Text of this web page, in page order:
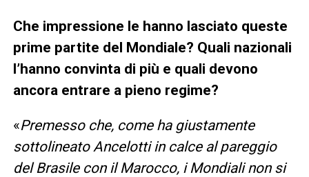
Che impressione le hanno lasciato queste
prime partite del Mondiale? Quali nazionali
l’hanno convinta di più e quali devono
ancora entrare a pieno regime?
«Premesso che, come ha giustamente
sottolineato Ancelotti in calce al pareggio
del Brasile con il Marocco, i Mondiali non si